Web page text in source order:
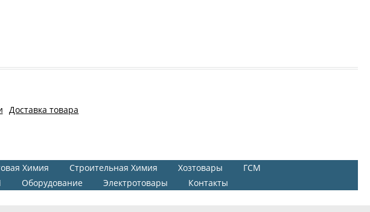
Доставка товара
Химия Строительная Химия Хозтовары
ГСМ
Оборудование Электротовары Контакты